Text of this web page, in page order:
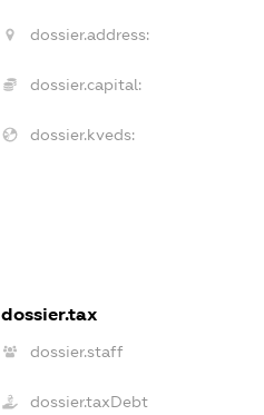
dossier.address:
dossier.capital:
dossier.kveds:
dossier.tax
dossier.staff
dossier.taxDebt